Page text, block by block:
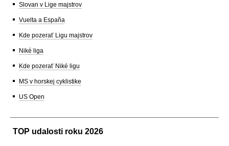
Slovan v Lige majstrov
Vuelta a España
Kde pozerať Ligu majstrov
Niké liga
Kde pozerať Niké ligu
MS v horskej cyklistike
US Open
TOP udalosti roku 2026